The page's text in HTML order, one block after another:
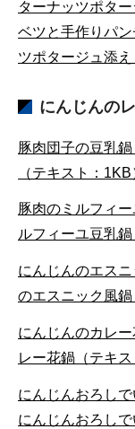
ターナッツポタ
ベツと手作りパ
ツポタージュ添え
にんじんの
豚肉団子の豆乳鍋
（テキスト：1KB
豚肉のミルフィ
ルフィーユ豆乳鍋
にんじんのエス
のエスニック風鍋
にんじんのカレ
レー花鍋（テキス
にんじんおろし
にんじんおろし